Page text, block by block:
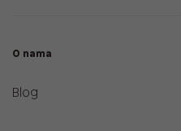
O nama
Blog